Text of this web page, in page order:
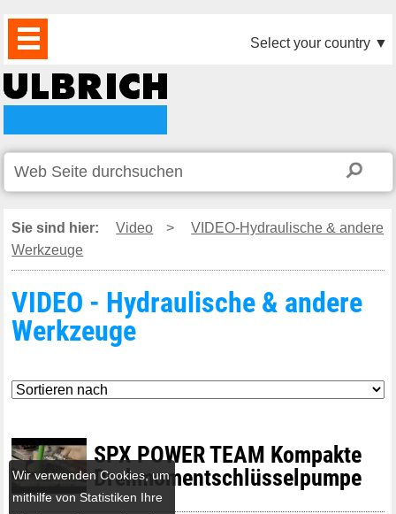
PRODUKTE
AKTUELLES
DOWNLOAD
VIDEO
PARTNER
UNTERNEHMEN
KONTAKTE
Select your country ▼
Sie sind hier: Video >
VIDEO-Hydraulische & andere
Werkzeuge
VIDEO - Hydraulische & andere
Werkzeuge
SPX POWER TEAM Kompakte
Drehmomentschlüsselpumpe
Wir verwenden Cookies, um
mithilfe von Statistiken Ihre